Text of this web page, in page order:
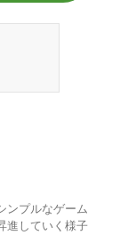
ンプルなゲーム
進していく様子